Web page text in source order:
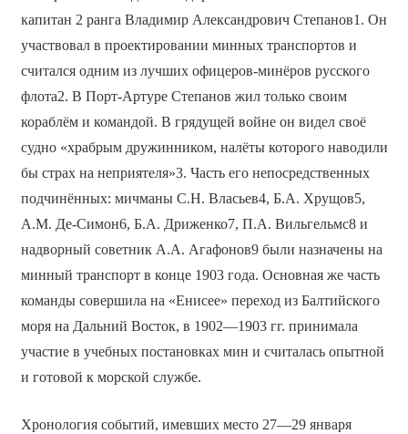
капитан 2 ранга Владимир Александрович Степанов1. Он
участвовал в проектировании минных транспортов и
считался одним из лучших офицеров-минёров русского
флота2. В Порт-Артуре Степанов жил только своим
кораблём и командой. В грядущей войне он видел своё
судно «храбрым дружинником, налёты которого наводили
бы страх на неприятеля»3. Часть его непосредственных
подчинённых: мичманы С.Н. Власьев4, Б.А. Хрущов5,
А.М. Де-Симон6, Б.А. Дриженко7, П.А. Вильгельмс8 и
надворный советник А.А. Агафонов9 были назначены на
минный транспорт в конце 1903 года. Основная же часть
команды совершила на «Енисее» переход из Балтийского
моря на Дальний Восток, в 1902—1903 гг. принимала
участие в учебных постановках мин и считалась опытной
и готовой к морской службе.
Хронология событий, имевших место 27—29 января